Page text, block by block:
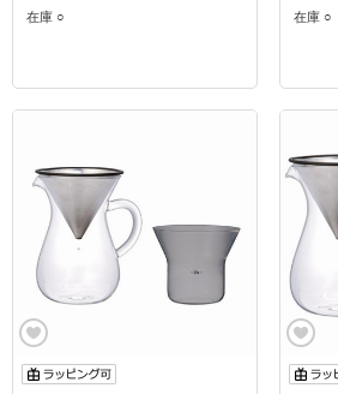
在庫 ○ 在庫 ○